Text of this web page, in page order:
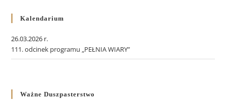
Kalendarium
26.03.2026 r.
111. odcinek programu „PEŁNIA WIARY”
Ważne Duszpasterstwo